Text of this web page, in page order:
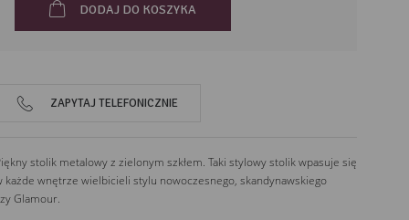
DODAJ DO KOSZYKA
ZAPYTAJ TELEFONICZNIE
stolik metalowy z zielonym szkłem. Taki stylowy stolik wpasuje się
każde wnętrze wielbicieli stylu nowoczesnego, skandynawskiego
Glamour.